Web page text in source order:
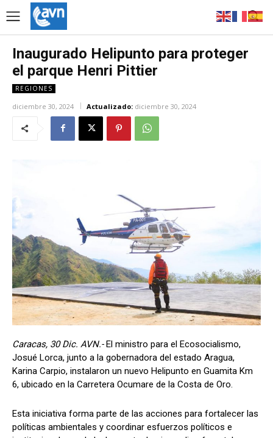
Inaugurado Helipunto para proteger
el parque Henri Pittier
REGIONES
diciembre 30, 2024 Actualizado: diciembre 30, 2024
Caracas, 30 Dic. AVN.-El ministro para el Ecosocialismo,
Josué Lorca, junto a la gobernadora del estado Aragua,
Karina Carpio, instalaron un nuevo Helipunto en Guamita Km
6, ubicado en la Carretera Ocumare de la Costa de Oro.
Esta iniciativa forma parte de las acciones para fortalecer las
políticas ambientales y coordinar esfuerzos políticos e